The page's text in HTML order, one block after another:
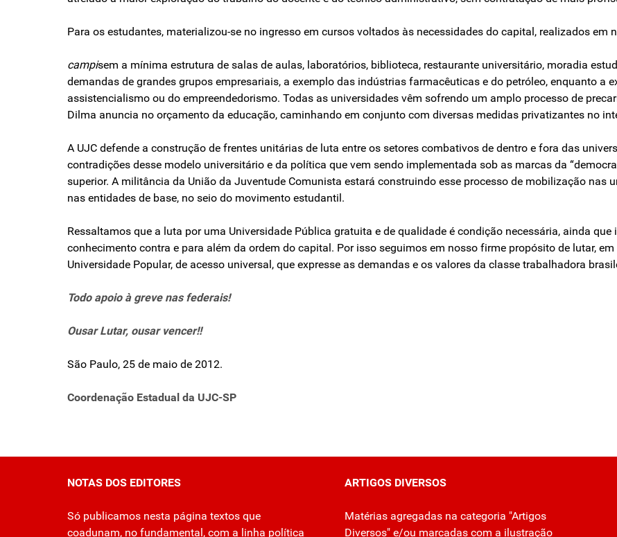
Para os estudantes, materializou-se no ingresso em cursos voltados às necessidades do capital, realizados em
campisem a mínima estrutura de salas de aulas, laboratórios, biblioteca, restaurante universitário, moradia
demandas de grandes grupos empresariais, a exemplo das indústrias farmacêuticas e do petróleo, enquanto a
assistencialismo ou do empreendedorismo. Todas as universidades vêm sofrendo um amplo processo de
Dilma anuncia no orçamento da educação, caminhando em conjunto com diversas medidas privatizantes no
A UJC defende a construção de frentes unitárias de luta entre os setores combativos de dentro e fora das
contradições desse modelo universitário e da política que vem sendo implementada sob as marcas da
superior. A militância da União da Juventude Comunista estará construindo esse processo de mobilização nas
nas entidades de base, no seio do movimento estudantil.
Ressaltamos que a luta por uma Universidade Pública gratuita e de qualidade é condição necessária, ainda
conhecimento contra e para além da ordem do capital. Por isso seguimos em nosso firme propósito de lutar,
Universidade Popular, de acesso universal, que expresse as demandas e os valores da classe trabalhadora
Todo apoio à greve nas federais!
Ousar Lutar, ousar vencer!!
São Paulo, 25 de maio de 2012.
Coordenação Estadual da UJC-SP
NOTAS DOS EDITORES
Só publicamos nesta página textos que
coadunam, no fundamental, com a linha política
ARTIGOS DIVERSOS
Matérias agregadas na categoria "Artigos
Diversos" e/ou marcadas com a ilustração